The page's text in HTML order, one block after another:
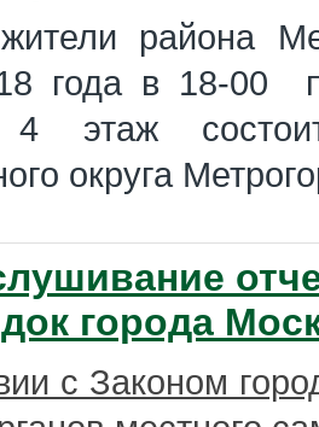
района
года в 18-00
этаж
округа
города
с Законом